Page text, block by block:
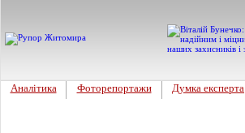
Аналітика Фоторепортажи Думка експерта